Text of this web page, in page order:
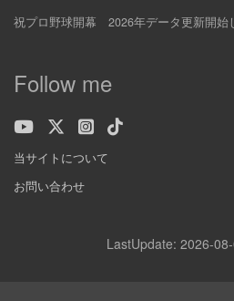
祝プロ野球開幕 2026年データ更新開始
Follow me
当サイトについて
お問い合わせ
LastUpdate: 2026-